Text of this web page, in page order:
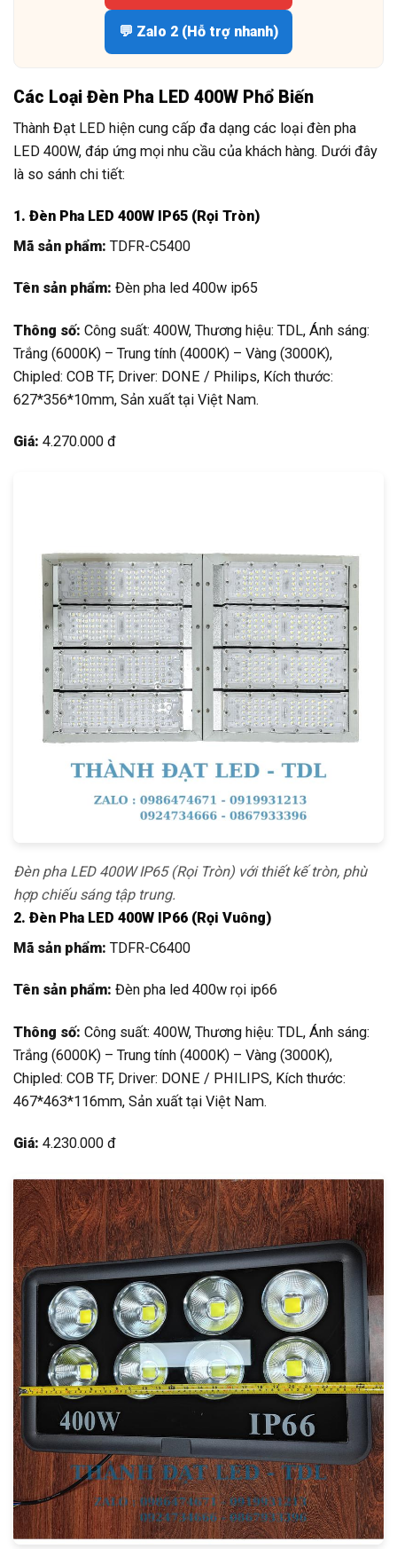
💬 Zalo 2 (Hỗ trợ nhanh)
Các Loại Đèn Pha LED 400W Phổ Biến
Thành Đạt LED hiện cung cấp đa dạng các loại đèn pha
LED 400W, đáp ứng mọi nhu cầu của khách hàng. Dưới đây
là so sánh chi tiết:
1. Đèn Pha LED 400W IP65 (Rọi Tròn)
Mã sản phẩm: TDFR-C5400
Tên sản phẩm: Đèn pha led 400w ip65
Thông số: Công suất: 400W, Thương hiệu: TDL, Ánh sáng:
Trắng (6000K) – Trung tính (4000K) – Vàng (3000K),
Chipled: COB TF, Driver: DONE / Philips, Kích thước:
627*356*10mm, Sản xuất tại Việt Nam.
Giá: 4.270.000 đ
Đèn pha LED 400W IP65 (Rọi Tròn) với thiết kế tròn, phù
hợp chiếu sáng tập trung.
2. Đèn Pha LED 400W IP66 (Rọi Vuông)
Mã sản phẩm: TDFR-C6400
Tên sản phẩm: Đèn pha led 400w rọi ip66
Thông số: Công suất: 400W, Thương hiệu: TDL, Ánh sáng:
Trắng (6000K) – Trung tính (4000K) – Vàng (3000K),
Chipled: COB TF, Driver: DONE / PHILIPS, Kích thước:
467*463*116mm, Sản xuất tại Việt Nam.
Giá: 4.230.000 đ